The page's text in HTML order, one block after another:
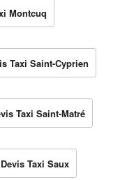
Montcuq
Taxi Saint-Cyprien
Taxi Saint-Matré
Devis Taxi Saux